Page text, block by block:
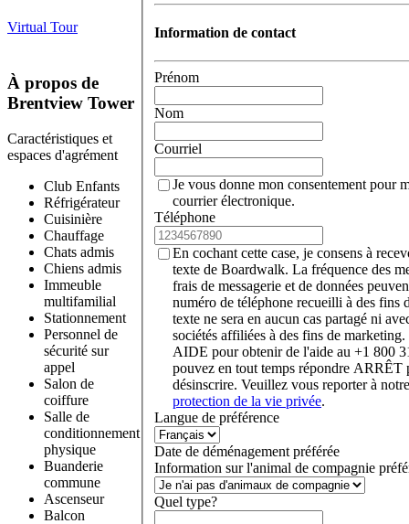
Virtual Tour
À propos de
Brentview Tower
Caractéristiques et
espaces d'agrément
Club Enfants
Réfrigérateur
Cuisinière
Chauffage
Chats admis
Chiens admis
Immeuble
multifamilial
Stationnement
Personnel de
sécurité sur
appel
Salon de
coiffure
Salle de
conditionnement
physique
Buanderie
commune
Ascenseur
Balcon
Information de contact
Prénom
Nom
Courriel
Je vous donne mon consentement pour
courrier électronique.
Téléphone
En cochant cette case, je consens à
texte de Boardwalk. La fréquence des
frais de messagerie et de données
numéro de téléphone recueilli à des fins
texte ne sera en aucun cas partagé ni
sociétés affiliées à des fins de
AIDE pour obtenir de l'aide au +1 800
pouvez en tout temps répondre ARRÊT
désinscrire. Veuillez vous reporter à
protection de la vie privée.
Langue de préférence
Date de déménagement préférée
Information sur l'animal de compagnie
Quel type?